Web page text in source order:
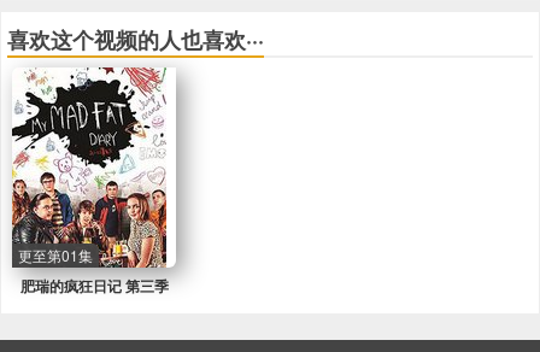
喜欢这个视频的人也喜欢···
肥瑞的疯狂日记 第三季
更至第01集